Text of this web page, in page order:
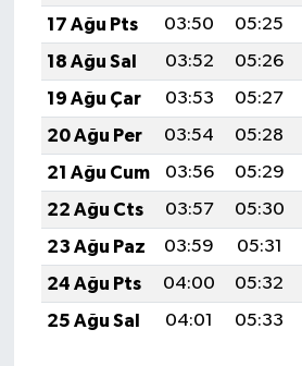
17 Ağu Pts
03:50 05:25
18 Ağu Sal
03:52 05:26
19 Ağu Çar
03:53 05:27
20 Ağu Per
03:54 05:28
21 Ağu Cum
03:56 05:29
22 Ağu Cts
03:57 05:30
23 Ağu Paz
03:59 05:31
24 Ağu Pts
04:00 05:32
25 Ağu Sal
04:01 05:33